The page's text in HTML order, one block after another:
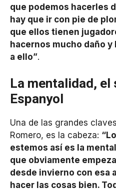
que podemos hacerles
hay que ir con pie de
que ellos tienen
hacernos mucho daño
a ello”.
La mentalidad,
Espanyol
Una de las grandes
Romero, es la cabeza:
estemos así es la
que obviamente
desde invierno con esa
hacer las cosas bien.